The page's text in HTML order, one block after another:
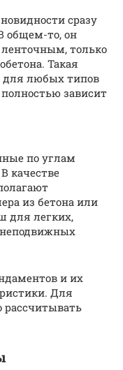
сразу
общем-то, он
только
Такая
для любых типов
зависит
по углам
качестве
из бетона или
для легких,
и их
Для
рассчитывать